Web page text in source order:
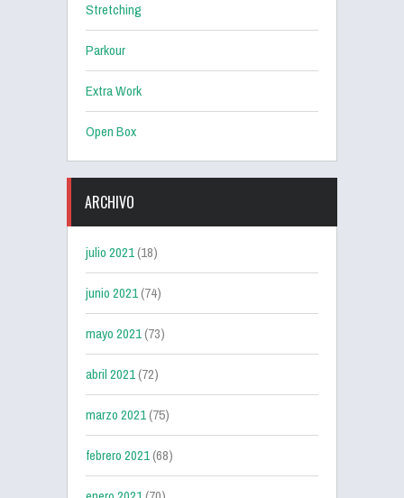
Stretching
Parkour
Extra Work
Open Box
ARCHIVO
julio 2021(18)
junio 2021(74)
mayo 2021(73)
abril 2021(72)
marzo 2021(75)
febrero 2021(68)